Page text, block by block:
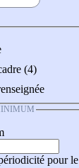
(4)
pour